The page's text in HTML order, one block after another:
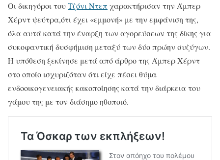
Οι δικηγόροι τουΤζόνι Ντεπ χαρακτήρισαν την Άμπερ
Χέρντ ψεύτρα,ότι έχει «εμμονή» με την εμφάνιση της,
όλα αυτά κατά την έναρξη των αγορεύσεων της δίκης για
συκοφαντική δυσφήμιση μεταξύ των δύο πρώην συζύγων.
Η υπόθεση ξεκίνησε μετά από άρθρο της Άμπερ Χέρντ
στο οποίο ισχυριζόταν ότι είχε πέσει θύμα
ενδοοικογενειακής κακοποίησης κατά την διάρκεια του
γάμου της με τον διάσημο ηθοποιό.